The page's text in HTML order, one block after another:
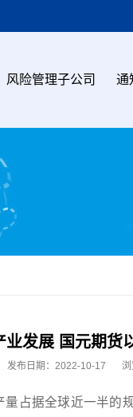
风险管理子公司 通
业发展 国元期货
发布日期：2022-10-17 浏
占据全球近一半的